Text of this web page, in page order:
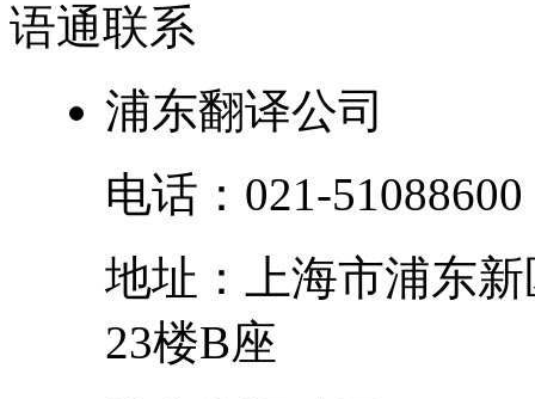
语通联系
浦东翻译公司
电话： 021-51088600
地址：
上海市浦东新
23楼B座